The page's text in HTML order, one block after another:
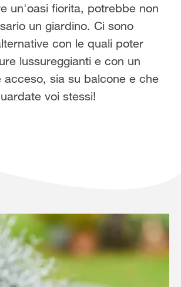
un'oasi fiorita, potrebbe non
un giardino. Ci sono
con le quali poter
lussureggianti e con un
acceso, sia su balcone e che
voi stessi!